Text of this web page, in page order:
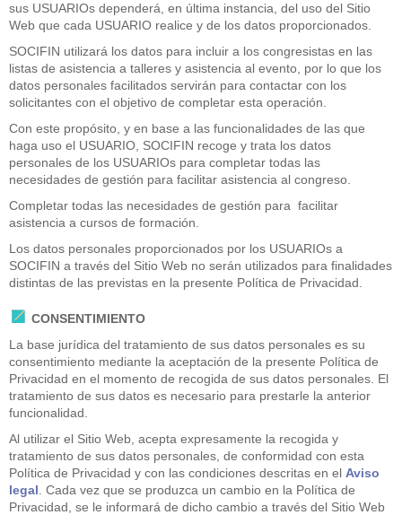
sus USUARIOs dependerá, en última instancia, del uso del Sitio
Web que cada USUARIO realice y de los datos proporcionados.
SOCIFIN utilizará los datos para incluir a los congresistas en las
listas de asistencia a talleres y asistencia al evento, por lo que los
datos personales facilitados servirán para contactar con los
solicitantes con el objetivo de completar esta operación.
Con este propósito, y en base a las funcionalidades de las que
haga uso el USUARIO, SOCIFIN recoge y trata los datos
personales de los USUARIOs para completar todas las
necesidades de gestión para facilitar asistencia al congreso.
Completar todas las necesidades de gestión para facilitar
asistencia a cursos de formación.
Los datos personales proporcionados por los USUARIOs a
SOCIFIN a través del Sitio Web no serán utilizados para finalidades
distintas de las previstas en la presente Política de Privacidad.
CONSENTIMIENTO
La base jurídica del tratamiento de sus datos personales es su
consentimiento mediante la aceptación de la presente Política de
Privacidad en el momento de recogida de sus datos personales. El
tratamiento de sus datos es necesario para prestarle la anterior
funcionalidad.
Al utilizar el Sitio Web, acepta expresamente la recogida y
tratamiento de sus datos personales, de conformidad con esta
Política de Privacidad y con las condiciones descritas en el Aviso
legal . Cada vez que se produzca un cambio en la Política de
Privacidad, se le informará de dicho cambio a través del Sitio Web